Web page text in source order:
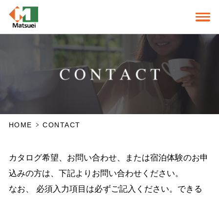
HOME CONTACT
カタログ希望、お問い合わせ、または宿泊体験のお申
込みの方は、下記よりお問い合わせください。
なお、 必須入力項目は必ずご記入ください。できる